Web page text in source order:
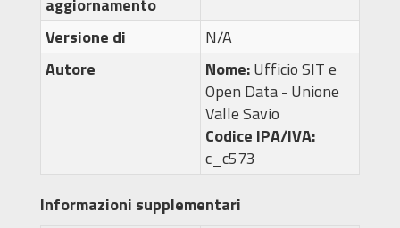
Versione di
N/A
Autore
Nome:Ufficio SIT e
Open Data - Unione
Valle Savio
Codice IPA/IVA:
c_c573
Informazioni supplementari